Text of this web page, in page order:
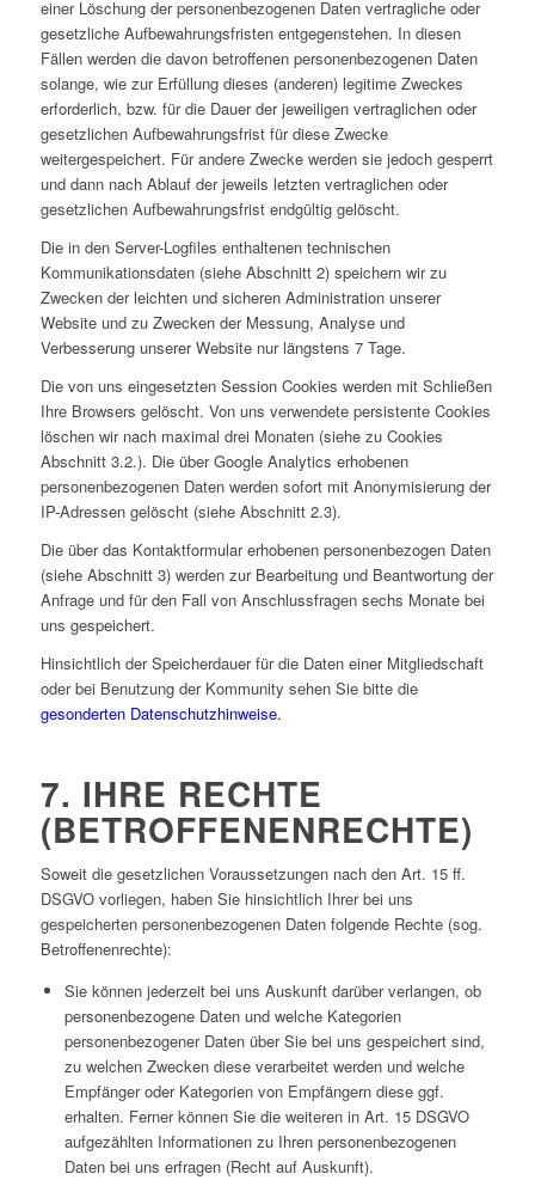
einer Löschung der personenbezogenen Daten vertragliche oder
gesetzliche Aufbewahrungsfristen entgegenstehen. In diesen
Fällen werden die davon betroffenen personenbezogenen Daten
solange, wie zur Erfüllung dieses (anderen) legitime Zweckes
erforderlich, bzw. für die Dauer der jeweiligen vertraglichen oder
gesetzlichen Aufbewahrungsfrist für diese Zwecke
weitergespeichert. Für andere Zwecke werden sie jedoch gesperrt
und dann nach Ablauf der jeweils letzten vertraglichen oder
gesetzlichen Aufbewahrungsfrist endgültig gelöscht.
Die in den Server-Logfiles enthaltenen technischen
Kommunikationsdaten (siehe Abschnitt 2) speichern wir zu
Zwecken der leichten und sicheren Administration unserer
Website und zu Zwecken der Messung, Analyse und
Verbesserung unserer Website nur längstens 7 Tage.
Die von uns eingesetzten Session Cookies werden mit Schließen
Ihre Browsers gelöscht. Von uns verwendete persistente Cookies
löschen wir nach maximal drei Monaten (siehe zu Cookies
Abschnitt 3.2.). Die über Google Analytics erhobenen
personenbezogenen Daten werden sofort mit Anonymisierung der
IP-Adressen gelöscht (siehe Abschnitt 2.3).
Die über das Kontaktformular erhobenen personenbezogen Daten
(siehe Abschnitt 3) werden zur Bearbeitung und Beantwortung der
Anfrage und für den Fall von Anschlussfragen sechs Monate bei
uns gespeichert.
Hinsichtlich der Speicherdauer für die Daten einer Mitgliedschaft
oder bei Benutzung der Kommunity sehen Sie bitte die
gesonderten Datenschutzhinweise.
7. IHRE RECHTE
(BETROFFENENRECHTE)
Soweit die gesetzlichen Voraussetzungen nach den Art. 15 ff.
DSGVO vorliegen, haben Sie hinsichtlich Ihrer bei uns
gespeicherten personenbezogenen Daten folgende Rechte (sog.
Betroffenenrechte):
Sie können jederzeit bei uns Auskunft darüber verlangen, ob
personenbezogene Daten und welche Kategorien
personenbezogener Daten über Sie bei uns gespeichert sind,
zu welchen Zwecken diese verarbeitet werden und welche
Empfänger oder Kategorien von Empfängern diese ggf.
erhalten. Ferner können Sie die weiteren in Art. 15 DSGVO
aufgezählten Informationen zu Ihren personenbezogenen
Daten bei uns erfragen (Recht auf Auskunft).